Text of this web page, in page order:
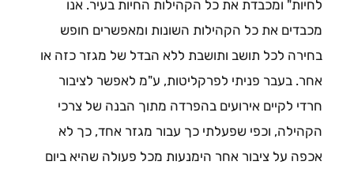
לחיות" ומכבדת את כל הקהילות החיות בעיר. אנו
מכבדים את כל הקהילות השונות ומאפשרים חופש
בחירה לכל תושב ותושבת ללא הבדל של מגזר כזה או
אחר. בעבר פניתי לפרקליטות, ע"מ לאפשר לציבור
חרדי לקיים אירועים בהפרדה מתוך הבנה של צרכי
הקהילה, וכפי שפעלתי כך עבור מגזר אחד, כך לא
אכפה על ציבור אחר הימנעות מכל פעולה שהיא ביום